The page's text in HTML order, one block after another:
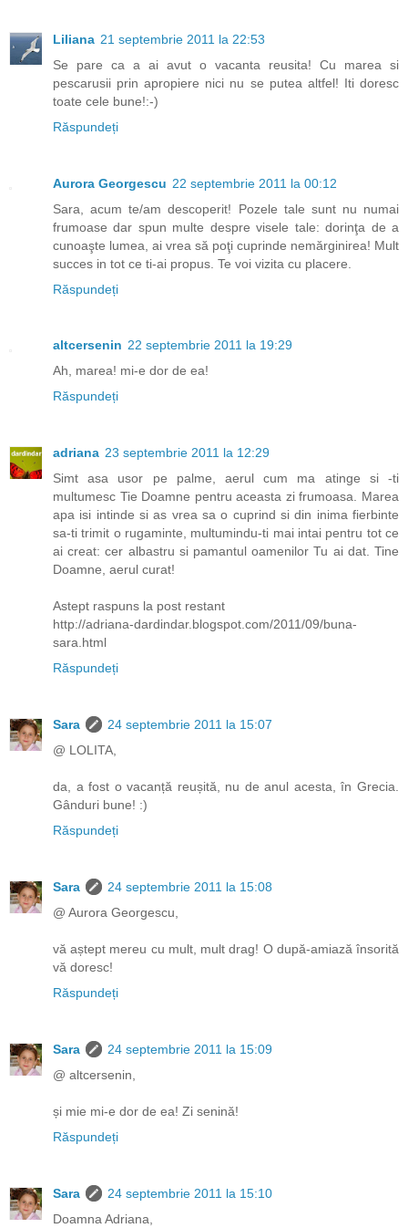
Liliana 21 septembrie 2011 la 22:53
Se pare ca a ai avut o vacanta reusita! Cu marea si
pescarusii prin apropiere nici nu se putea altfel! Iti doresc
toate cele bune!:-)
Răspundeți
Aurora Georgescu 22 septembrie 2011 la 00:12
Sara, acum te/am descoperit! Pozele tale sunt nu numai
frumoase dar spun multe despre visele tale: dorinţa de a
cunoaşte lumea, ai vrea să poţi cuprinde nemărginirea! Mult
succes in tot ce ti-ai propus. Te voi vizita cu placere.
Răspundeți
altcersenin 22 septembrie 2011 la 19:29
Ah, marea! mi-e dor de ea!
Răspundeți
adriana 23 septembrie 2011 la 12:29
Simt asa usor pe palme, aerul cum ma atinge si -ti
multumesc Tie Doamne pentru aceasta zi frumoasa. Marea
apa isi intinde si as vrea sa o cuprind si din inima fierbinte
sa-ti trimit o rugaminte, multumindu-ti mai intai pentru tot ce
ai creat: cer albastru si pamantul oamenilor Tu ai dat. Tine
Doamne, aerul curat!
Astept raspuns la post restant
http://adriana-dardindar.blogspot.com/2011/09/buna-
sara.html
Răspundeți
Sara
24 septembrie 2011 la 15:07
@ LOLITA,
da, a fost o vacanță reușită, nu de anul acesta, în Grecia.
Gânduri bune! :)
Răspundeți
Sara
24 septembrie 2011 la 15:08
@ Aurora Georgescu,
vă aștept mereu cu mult, mult drag! O după-amiază însorită
vă doresc!
Răspundeți
Sara
24 septembrie 2011 la 15:09
@ altcersenin,
și mie mi-e dor de ea! Zi senină!
Răspundeți
Sara
24 septembrie 2011 la 15:10
Doamna Adriana,